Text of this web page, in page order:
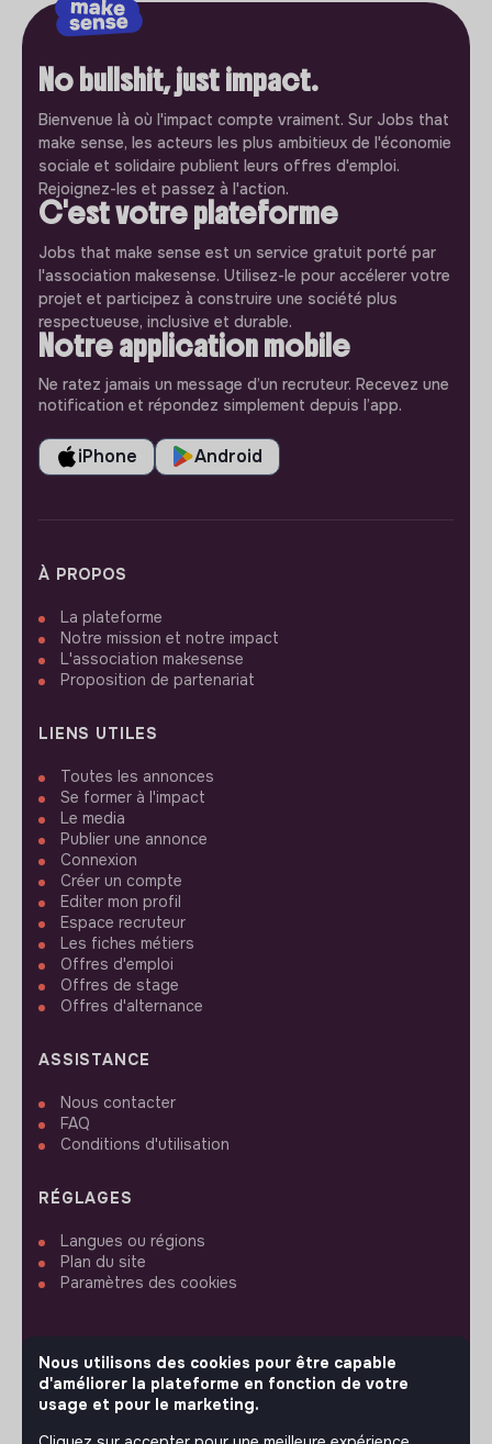
No bullshit, just impact.
Bienvenue là où l'impact compte vraiment. Sur Jobs that
make sense, les acteurs les plus ambitieux de l'économie
sociale et solidaire publient leurs offres d'emploi.
Rejoignez-les et passez à l'action.
C'est votre plateforme
Jobs that make sense est un service gratuit porté par
l'association makesense. Utilisez-le pour accélerer votre
projet et participez à construire une société plus
respectueuse, inclusive et durable.
Notre application mobile
Ne ratez jamais un message d’un recruteur. Recevez une
notification et répondez simplement depuis l’app.
iPhone Android
À PROPOS
La plateforme
Notre mission et notre impact
L'association makesense
Proposition de partenariat
LIENS UTILES
Toutes les annonces
Se former à l'impact
Le media
Publier une annonce
Connexion
Créer un compte
Editer mon profil
Espace recruteur
Les fiches métiers
Offres d'emploi
Offres de stage
Offres d'alternance
ASSISTANCE
Nous contacter
FAQ
Conditions d'utilisation
RÉGLAGES
Langues ou régions
Plan du site
Paramètres des cookies
SUIVEZ-NOUS
Nous utilisons des cookies pour être capable
d'améliorer la plateforme en fonction de votre
usage et pour le marketing.